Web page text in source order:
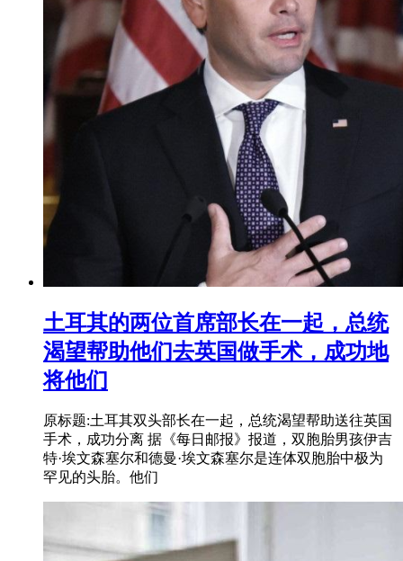
土耳其的两位首席部长在一起，总统
渴望帮助他们去英国做手术，成功地
将他们
原标题:土耳其双头部长在一起，总统渴望帮助送往英国
手术，成功分离 据《每日邮报》报道，双胞胎男孩伊吉
特·埃文森塞尔和德曼·埃文森塞尔是连体双胞胎中极为
罕见的头胎。他们